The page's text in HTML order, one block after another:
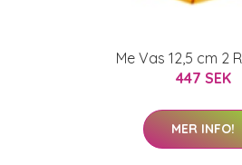
Me Vas 12,5 cm 2
447 SEK
MER INFO!